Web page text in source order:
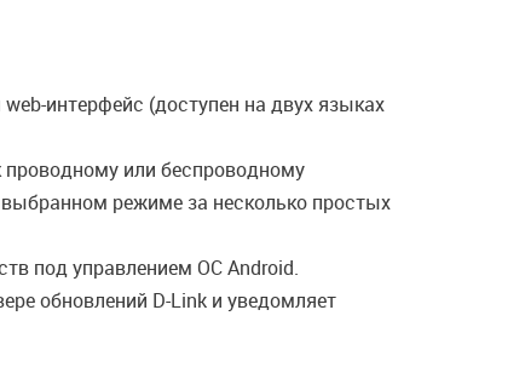
интерфейс (доступен на двух языках
или беспроводному
режиме за несколько простых
под управлением ОС Android.
обновлений D-Link и уведомляет